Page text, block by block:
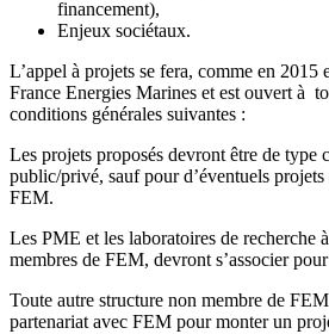
financement),
Enjeux sociétaux.
L’appel à projets se fera, comme en 2015
France Energies Marines et est ouvert à
conditions générales suivantes :
Les projets proposés devront être de type
public/privé, sauf pour d’éventuels projets
FEM.
Les PME et les laboratoires de recherche
membres de FEM, devront s’associer
Toute autre structure non membre de
partenariat avec FEM pour monter un